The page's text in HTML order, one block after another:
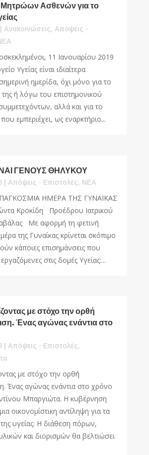
Μητρώων Ασθενών για το
Ανακοινώσεις, Απόψεις -
11 Ιανουαρίου 2019
Υγείας είναι ιδιαίτερα
ημερίδα, όχι μόνο για το
ή λόγω του επιστημονικού
αλλά και για το
εμπεριέχει, ως εναρκτήριο...
ΓΕΝΟΥΣ ΘΗΛΥΚΟΥ
| Απόψεις - Επιστολές, ΝΕΑ
ΗΜΕΡΑ ΤΗΣ ΓΥΝΑΙΚΑΣ
Κροκίδη Προέδρου Ιατρικού
Με αφορμή τη φετινή
της Γυναίκας κρίνεται σκόπιμο
κάποιες επισημάνσεις που
στις δομές Υγείας:...
με στόχο την ορθή
Ένας αγώνας ενάντια στο
| Απόψεις - Επιστολές,
με στόχο την ορθή
Ένας αγώνας ενάντια στο χρόνο
Μπαργιώτα. Η κυβέρνηση
οικονομίστικη αντίληψη για τα
υγείας: Η διάθεση πόρων,
και διορισμών θα βελτιώσει